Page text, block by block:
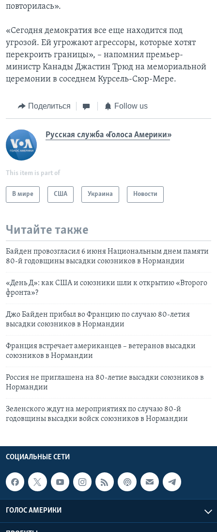
повторилась».
«Сегодня демократия все еще находится под
угрозой. Ей угрожают агрессоры, которые хотят
перекроить границы», – напомнил премьер-
министр Канады Джастин Трюд на мемориальной
церемонии в соседнем Курсель-Сюр-Мере.
Поделиться Follow us
Русская служба «Голоса Америки»
This item is part of
В мире США Украина Новости
Читайте также
Байден провозгласил 6 июня Национальным днем памяти
80-й годовщины высадки союзников в Нормандии
«День Д»: как США и союзники шли к открытию «Второго
фронта»?
Джо Байден прибыл во Францию по случаю 80-летия
высадки союзников в Нормандии
Франция встречает американцев – ветеранов высадки
союзников в Нормандии
Россия не приглашена на 80-летие высадки союзников в
Нормандии
Зеленского ждут на мероприятиях по случаю 80-й
годовщины высадки войск союзников в Нормандии
СОЦИАЛЬНЫЕ СЕТИ
ГОЛОС АМЕРИКИ